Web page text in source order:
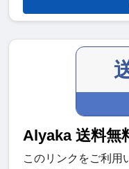
Alyaka 送料無
このリンクをご利用